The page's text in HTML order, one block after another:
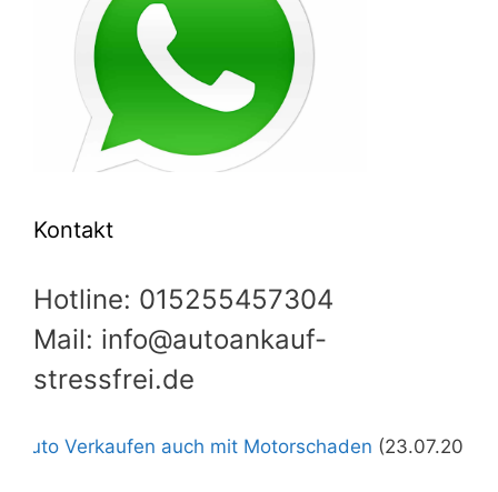
Kontakt
Hotline: 015255457304
Mail: info@autoankauf-
stressfrei.de
auch mit Motorschaden (23.07.2026)+++